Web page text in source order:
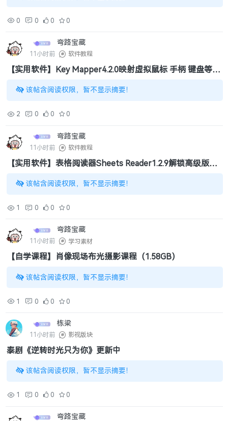
0 0 0 0
弯路宝藏
11小时前 软件教程
【实用软件】Key Mapper4.2.0映射虚拟鼠标 手柄 键盘等外
该帖含阅读权限，暂不显示摘要！
2 0 0 0
弯路宝藏
11小时前 软件教程
【实用软件】表格阅读器Sheets Reader1.2.9解锁高级版支
该帖含阅读权限，暂不显示摘要！
1 0 0 0
弯路宝藏
11小时前 学习素材
【自学课程】肖像现场布光摄影课程（1.58GB）
该帖含阅读权限，暂不显示摘要！
1 0 0 0
栋梁
11小时前 影视版块
泰剧《逆转时光只为你》更新中
该帖含阅读权限，暂不显示摘要！
1 0 0 0
弯路宝藏